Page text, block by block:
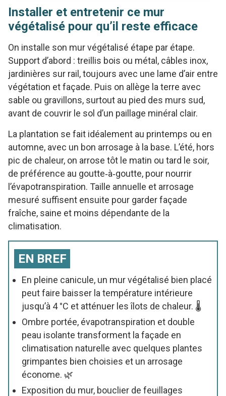
Installer et entretenir ce mur
végétalisé pour qu’il reste efficace
On installe son mur végétalisé étape par étape.
Support d’abord : treillis bois ou métal, câbles inox,
jardinières sur rail, toujours avec une lame d’air entre
végétation et façade. Puis on allège la terre avec
sable ou gravillons, surtout au pied des murs sud,
avant de couvrir le sol d’un paillage minéral clair.
La plantation se fait idéalement au printemps ou en
automne, avec un bon arrosage à la base. L’été, hors
pic de chaleur, on arrose tôt le matin ou tard le soir,
de préférence au goutte‑à‑goutte, pour nourrir
l’évapotranspiration. Taille annuelle et arrosage
mesuré suffisent ensuite pour garder façade
fraîche, saine et moins dépendante de la
climatisation.
EN BREF
En pleine canicule, un mur végétalisé bien placé
peut faire baisser la température intérieure
jusqu’à 4 °C et atténuer les îlots de chaleur. 🌡️
Ombre portée, évapotranspiration et double
peau isolante transforment la façade en
climatisation naturelle avec quelques plantes
grimpantes bien choisies et un arrosage
économe. 🌿
Exposition du mur, bouclier de feuillages